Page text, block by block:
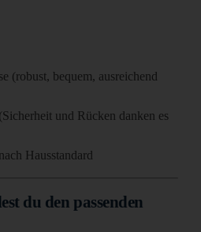
(robust, bequem, ausreichend
und Rücken danken es
Hausstandard
du den passenden